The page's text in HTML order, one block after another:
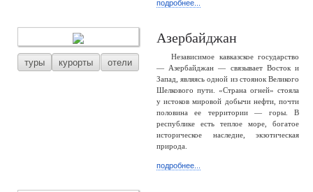
подробнее...
туры курорты отели
Азербайджан
Независимое кавказское государство
— Азербайджан — связывает Восток и
Запад, являясь одной из стоянок Великого
Шелкового пути. «Страна огней» стояла
у истоков мировой добычи нефти, почти
половина ее территории — горы. В
республике есть теплое море, богатое
историческое наследие, экзотическая
природа.
подробнее...